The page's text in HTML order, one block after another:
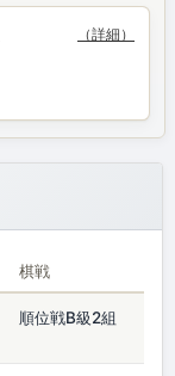
（詳細）
棋戦
順位戦B級2組